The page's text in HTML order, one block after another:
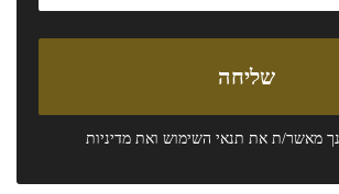
מאשר/ת את תנאי השימוש ואת מדיניות